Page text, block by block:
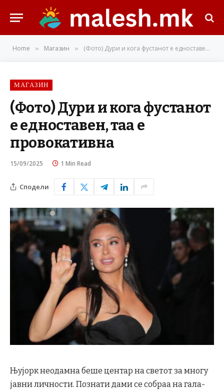
Home » Магазин » (Фото) Дури и кога фустанот е едноставен, таа е провокативна
МАГАЗИН
(Фото) Дури и кога фустанот
е едноставен, таа е
провокативна
15/09/2025 1 Min Read
Сподели
Њујорк неодамна беше центар на светот за многу
јавни личности. Познати дами се собраа на гала-